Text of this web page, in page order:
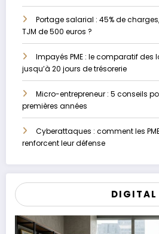
Portage salarial : 45% de
TJM de 500 euros ?
Impayés PME : le comparatif
jusqu’à 20 jours de trésorerie
Micro-entrepreneur : 5 conseils
premières années
Cyberattaques : comment les
renforcent leur défense
DIGITAL